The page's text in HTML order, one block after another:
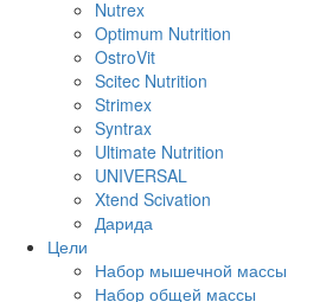
Nutrex
Optimum Nutrition
OstroVit
Scitec Nutrition
Strimex
Syntrax
Ultimate Nutrition
UNIVERSAL
Xtend Scivation
Дарида
Цели
Набор мышечной массы
Набор общей массы